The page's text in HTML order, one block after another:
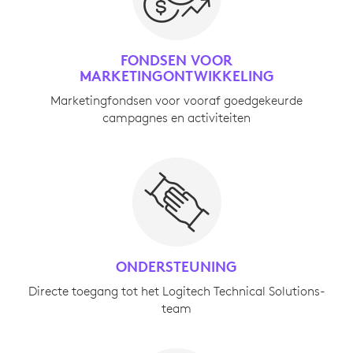
FONDSEN VOOR
MARKETINGONTWIKKELING
Marketingfondsen voor vooraf goedgekeurde
campagnes en activiteiten
ONDERSTEUNING
Directe toegang tot het Logitech Technical Solutions-
team